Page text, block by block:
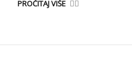
PROČITAJ VIŠE